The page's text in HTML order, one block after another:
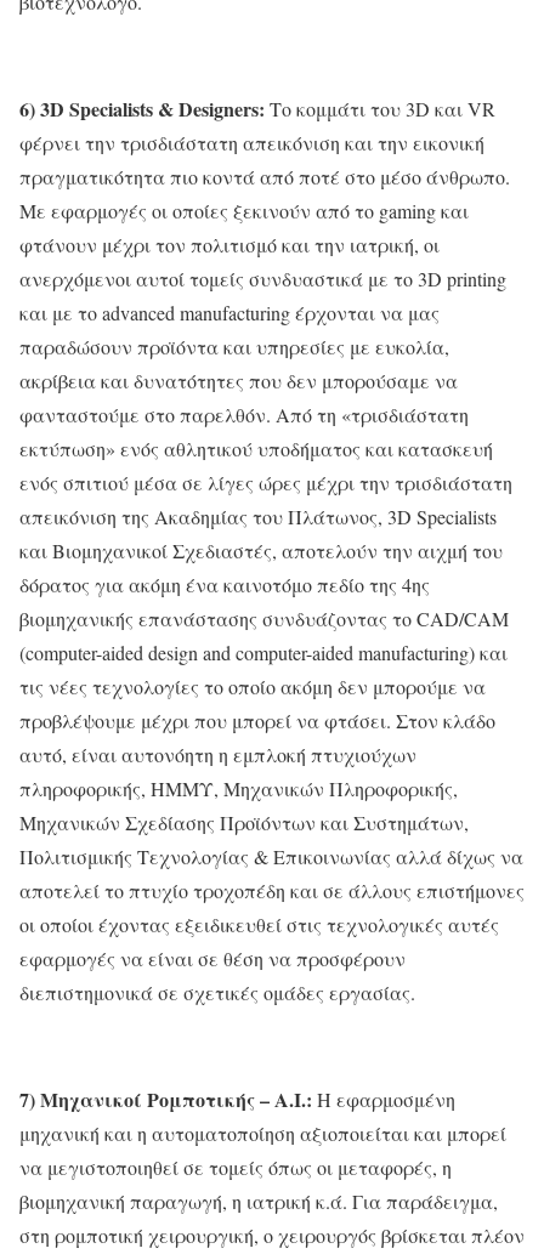
6) 3D Specialists & Designers: Το κομμάτι του 3D και VR
φέρνει την τρισδιάστατη απεικόνιση και την εικονική
πραγματικότητα πιο κοντά από ποτέ στο μέσο άνθρωπο.
Με εφαρμογές οι οποίες ξεκινούν από το gaming και
φτάνουν μέχρι τον πολιτισμό και την ιατρική, οι
ανερχόμενοι αυτοί τομείς συνδυαστικά με το 3D printing
και με το advanced manufacturing έρχονται να μας
παραδώσουν προϊόντα και υπηρεσίες με ευκολία,
ακρίβεια και δυνατότητες που δεν μπορούσαμε να
φανταστούμε στο παρελθόν. Από τη «τρισδιάστατη
εκτύπωση» ενός αθλητικού υποδήματος και κατασκευή
ενός σπιτιού μέσα σε λίγες ώρες μέχρι την τρισδιάστατη
απεικόνιση της Ακαδημίας του Πλάτωνος, 3D Specialists
και Βιομηχανικοί Σχεδιαστές, αποτελούν την αιχμή του
δόρατος για ακόμη ένα καινοτόμο πεδίο της 4ης
βιομηχανικής επανάστασης συνδυάζοντας το CAD/CAM
(computer-aided design and computer-aided manufacturing) και
τις νέες τεχνολογίες το οποίο ακόμη δεν μπορούμε να
προβλέψουμε μέχρι που μπορεί να φτάσει. Στον κλάδο
αυτό, είναι αυτονόητη η εμπλοκή πτυχιούχων
πληροφορικής, ΗΜΜΥ, Μηχανικών Πληροφορικής,
Μηχανικών Σχεδίασης Προϊόντων και Συστημάτων,
Πολιτισμικής Τεχνολογίας & Επικοινωνίας αλλά δίχως να
αποτελεί το πτυχίο τροχοπέδη και σε άλλους επιστήμονες
οι οποίοι έχοντας εξειδικευθεί στις τεχνολογικές αυτές
εφαρμογές να είναι σε θέση να προσφέρουν
διεπιστημονικά σε σχετικές ομάδες εργασίας.
7) Μηχανικοί Ρομποτικής – Α.Ι.: Η εφαρμοσμένη
μηχανική και η αυτοματοποίηση αξιοποιείται και μπορεί
να μεγιστοποιηθεί σε τομείς όπως οι μεταφορές, η
βιομηχανική παραγωγή, η ιατρική κ.ά. Για παράδειγμα,
στη ρομποτική χειρουργική, ο χειρουργός βρίσκεται πλέον